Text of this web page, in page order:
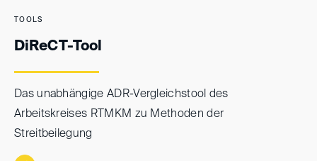
TOOLS
DiReCT-Tool
Das unabhängige ADR-Vergleichstool des
Arbeitskreises RTMKM zu Methoden der
Streitbeilegung